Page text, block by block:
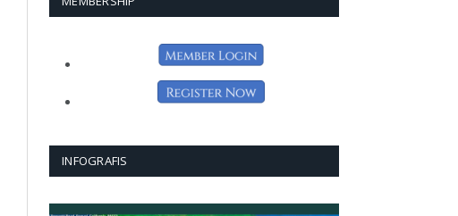
INFOGRAFIS